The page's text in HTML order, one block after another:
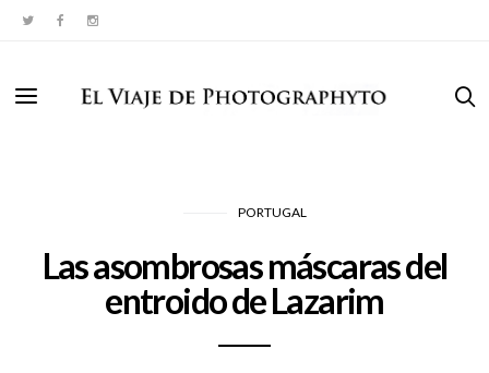
PORTUGAL
Las asombrosas máscaras del
entroido de Lazarim